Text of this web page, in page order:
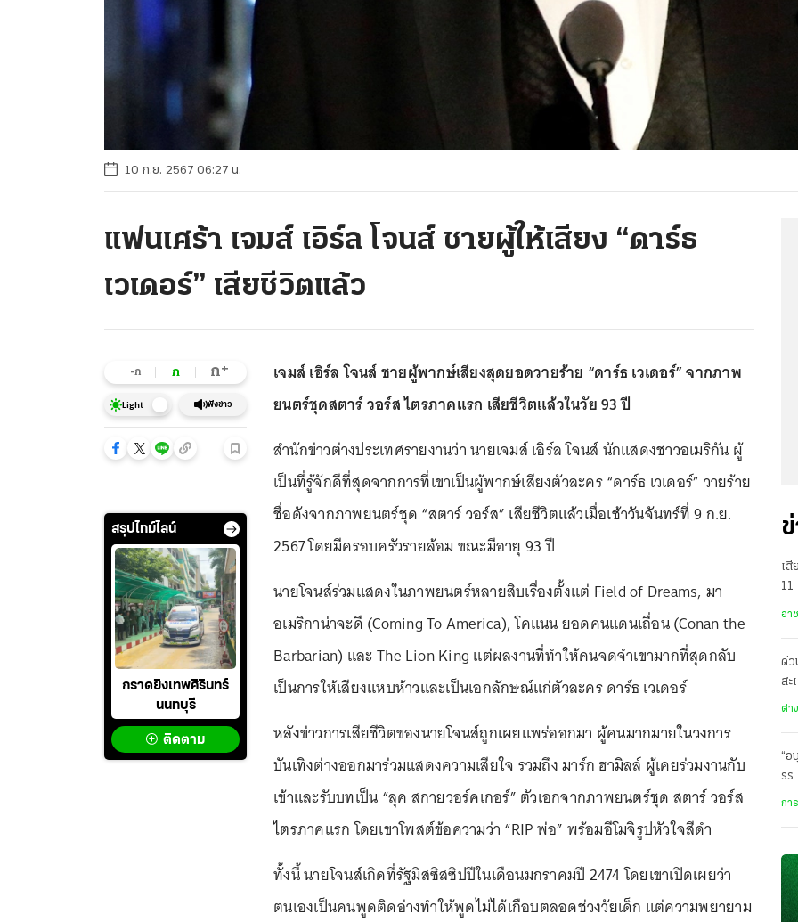
10 ก.ย. 2567 06:27 น.
แฟนเศร้า เจมส์ เอิร์ล โจนส์ ชายผู้ให้เสียง “ดาร์ธ
เวเดอร์” เสียชีวิตแล้ว
-ก ก ก+
Light ฟังข่าว
สรุปไทม์ไลน์
กราดยิงเทพศิรินทร์
นนทบุรี
ติดตาม
เจมส์ เอิร์ล โจนส์ ชายผู้พากษ์เสียงสุดยอดวายร้าย “ดาร์ธ เวเดอร์” จากภาพ
ยนตร์ชุดสตาร์ วอร์ส ไตรภาคแรก เสียชีวิตแล้วในวัย 93 ปี
สำนักข่าวต่างประเทศรายงานว่า นายเจมส์ เอิร์ล โจนส์ นักแสดงชาวอเมริกัน ผู้
เป็นที่รู้จักดีที่สุดจากการที่เขาเป็นผู้พากษ์เสียงตัวละคร “ดาร์ธ เวเดอร์” วายร้าย
ชื่อดังจากภาพยนตร์ชุด “สตาร์ วอร์ส” เสียชีวิตแล้วเมื่อเช้าวันจันทร์ที่ 9 ก.ย.
2567 โดยมีครอบครัวรายล้อม ขณะมีอายุ 93 ปี
นายโจนส์ร่วมแสดงในภาพยนตร์หลายสิบเรื่องตั้งแต่ Field of Dreams, มา
อเมริกาน่าจะดี (Coming To America), โคแนน ยอดคนแดนเถื่อน (Conan the
Barbarian) และ The Lion King แต่ผลงานที่ทำให้คนจดจำเขามากที่สุดกลับ
เป็นการให้เสียงแหบห้าวและเป็นเอกลักษณ์แก่ตัวละคร ดาร์ธ เวเดอร์
หลังข่าวการเสียชีวิตของนายโจนส์ถูกเผยแพร่ออกมา ผู้คนมากมายในวงการ
บันเทิงต่างออกมาร่วมแสดงความเสียใจ รวมถึง มาร์ก ฮามิลล์ ผู้เคยร่วมงานกับ
เข้าและรับบทเป็น “ลุค สกายวอร์คเกอร์” ตัวเอกจากภาพยนตร์ชุด สตาร์ วอร์ส
ไตรภาคแรก โดยเขาโพสต์ข้อความว่า “RIP พ่อ” พร้อมอีโมจิรูปหัวใจสีดำ
ทั้งนี้ นายโจนส์เกิดที่รัฐมิสซิสซิปปีในเดือนมกราคมปี 2474 โดยเขาเปิดเผยว่า
ตนเองเป็นคนพูดติดอ่างทำให้พูดไม่ได้เกือบตลอดช่วงวัยเด็ก แต่ความพยายาม
เสี
11
อา
ด่ว
สะ
อ
ต่า
“อ
รร
กา